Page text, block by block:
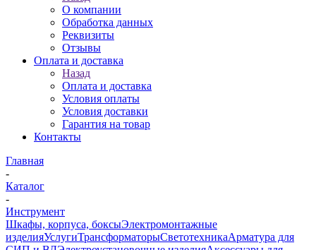
О компании
Обработка данных
Реквизиты
Отзывы
Оплата и доставка
Назад
Оплата и доставка
Условия оплаты
Условия доставки
Гарантия на товар
Контакты
Главная
-
Каталог
-
Инструмент
Шкафы, корпуса, боксыЭлектромонтажные
изделияУслугиТрансформаторыСветотехникаАрматура для